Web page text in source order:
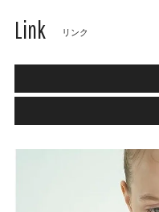
Link リンク